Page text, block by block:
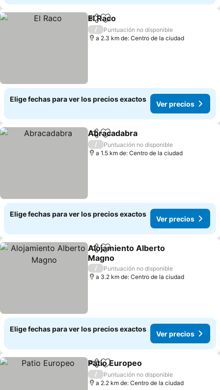
CompartirAgregar a favoritos
El Raco
/
Puntuación no disponible
a 2.3 km de: Centro de la ciudad
Elige fechas para ver los precios exactos
Ver precios
CompartirAgregar a favoritos
Abracadabra
/
Puntuación no disponible
a 1.5 km de: Centro de la ciudad
Elige fechas para ver los precios exactos
Ver precios
CompartirAgregar a favoritos
Alojamiento Alberto
Magno
Ver precios
/
Puntuación no disponible
a 3.2 km de: Centro de la ciudad
Elige fechas para ver los precios exactos
Ver precios
CompartirAgregar a favoritos
Patio Europeo
/
Puntuación no disponible
a 2.2 km de: Centro de la ciudad